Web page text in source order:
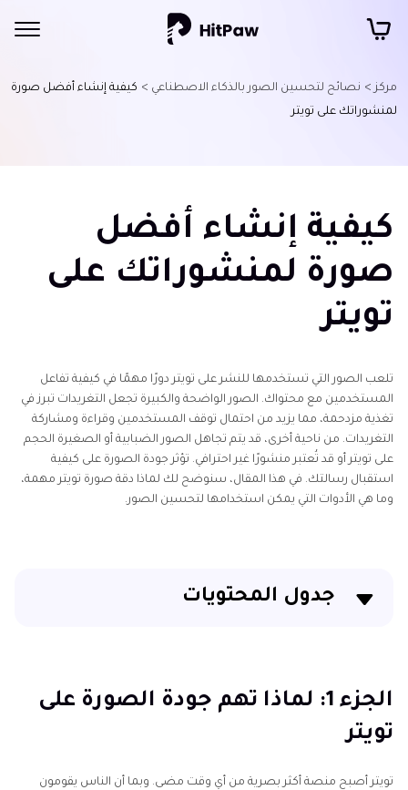
مركز > نصائح لتحسين الصور بالذكاء الاصطناعي > كيفية إنشاء أفضل صورة
لمنشوراتك على تويتر
كيفية إنشاء أفضل
صورة لمنشوراتك على
تويتر
تلعب الصور التي تستخدمها للنشر على تويتر دورًا مهمًا في كيفية تفاعل
المستخدمين مع محتواك. الصور الواضحة والكبيرة تجعل التغريدات تبرز في
تغذية مزدحمة، مما يزيد من احتمال توقف المستخدمين وقراءة ومشاركة
التغريدات. من ناحية أخرى، قد يتم تجاهل الصور الضبابية أو الصغيرة الحجم
على تويتر أو قد تُعتبر منشورًا غير احترافي. تؤثر جودة الصورة على كيفية
استقبال رسالتك. في هذا المقال، سنوضح لك لماذا دقة صورة تويتر مهمة،
وما هي الأدوات التي يمكن استخدامها لتحسين الصور.
جدول المحتويات
الجزء 2: أحجام وصيغ الصور المثالية لتويتر
الجزء 3: 5 أدوات لتحسين جودة الصور لمنشورات تويتر
الجزء 4: تجنب هذه الأخطاء الشائعة في الصور على تويتر
الجزء 1: لماذا تهم جودة الصورة على
تويتر
تويتر أصبح منصة أكثر بصرية من أي وقت مضى. وبما أن الناس يقومون